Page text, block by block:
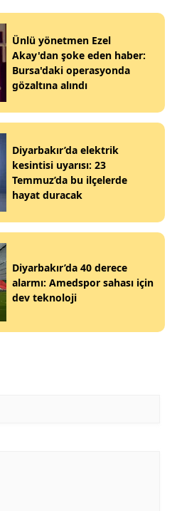
Ünlü yönetmen Ezel
Akay'dan şoke eden haber:
Bursa'daki operasyonda
gözaltına alındı
Diyarbakır’da elektrik
kesintisi uyarısı: 23
Temmuz’da bu ilçelerde
hayat duracak
Diyarbakır’da 40 derece
alarmı: Amedspor sahası için
dev teknoloji